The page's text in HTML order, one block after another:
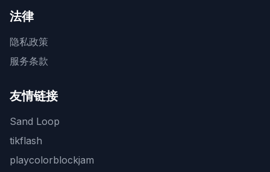
法律
隐私政策
服务条款
友情链接
Sand Loop
tikflash
playcolorblockjam